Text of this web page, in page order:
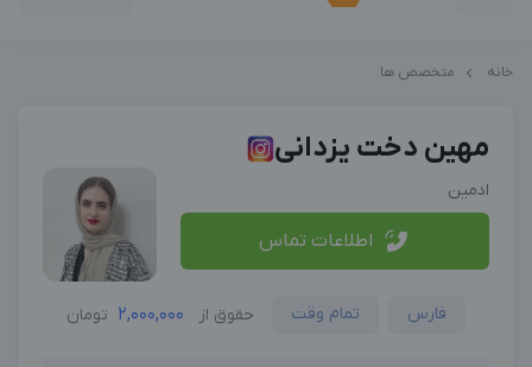
خانه متخصص ها
مهین دخت یزدانی
ادمین
اطلاعات تماس
فارس تمام وقت حقوق از 2,000,000 تومان